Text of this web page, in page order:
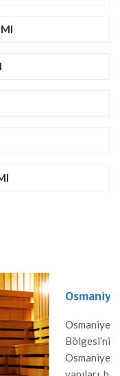
Osmaniye, Akdeniz
bilinen bir
ve modern sauna